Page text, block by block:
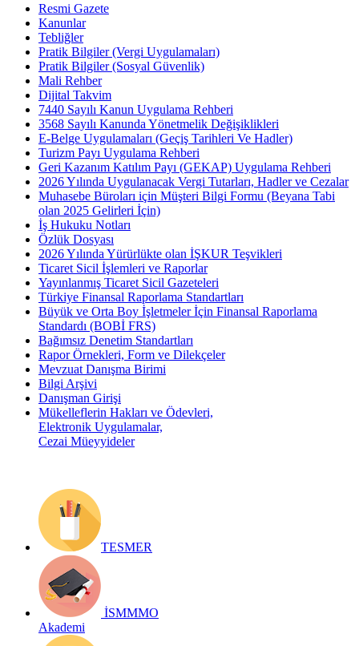
Resmi Gazete
Kanunlar
Tebliğler
Pratik Bilgiler (Vergi Uygulamaları)
Pratik Bilgiler (Sosyal Güvenlik)
Mali Rehber
Dijital Takvim
7440 Sayılı Kanun Uygulama Rehberi
3568 Sayılı Kanunda Yönetmelik Değişiklikleri
E-Belge Uygulamaları (Geçiş Tarihleri Ve Hadler)
Turizm Payı Uygulama Rehberi
Geri Kazanım Katılım Payı (GEKAP) Uygulama Rehberi
2026 Yılında Uygulanacak Vergi Tutarları, Hadler ve Cezalar
Muhasebe Büroları için Müşteri Bilgi Formu (Beyana Tabi
olan 2025 Gelirleri İçin)
İş Hukuku Notları
Özlük Dosyası
2026 Yılında Yürürlükte olan İŞKUR Teşvikleri
Ticaret Sicil İşlemleri ve Raporlar
Yayınlanmış Ticaret Sicil Gazeteleri
Türkiye Finansal Raporlama Standartları
Büyük ve Orta Boy İşletmeler İçin Finansal Raporlama
Standardı (BOBİ FRS)
Bağımsız Denetim Standartları
Rapor Örnekleri, Form ve Dilekçeler
Mevzuat Danışma Birimi
Bilgi Arşivi
Danışman Girişi
Mükelleflerin Hakları ve Ödevleri,
Elektronik Uygulamalar,
Cezai Müeyyideler
TESMER
İSMMMO
Akademi